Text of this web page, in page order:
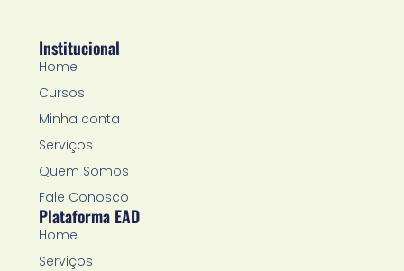
Institucional
Home
Cursos
Minha conta
Serviços
Quem Somos
Fale Conosco
Plataforma EAD
Home
Serviços